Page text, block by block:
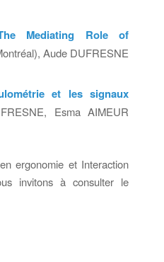
Mediating Role of
Aude DUFRESNE
et les signaux
Esma AIMEUR
ergonomie et Interaction
invitons à consulter le